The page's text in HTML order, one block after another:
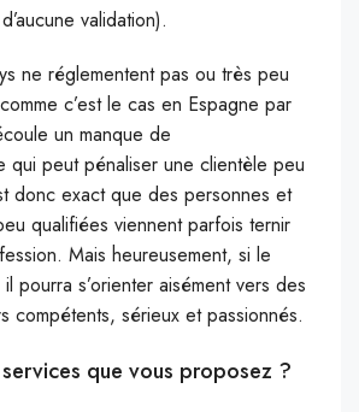
validation).
ne réglementent pas ou très peu
c’est le cas en Espagne par
un manque de
qui peut pénaliser une clientèle peu
donc exact que des personnes et
qualifiées viennent parfois ternir
Mais heureusement, si le
pourra s’orienter aisément vers des
compétents, sérieux et passionnés.
que vous proposez ?